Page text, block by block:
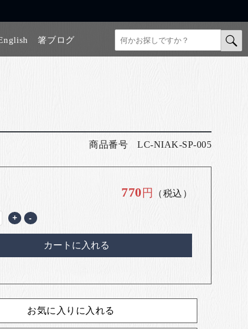
箸ブログ
商品番号 LC-NIAK-SP-005
770円 （税込）
+ -
カートに入れる
お気に入りに入れる